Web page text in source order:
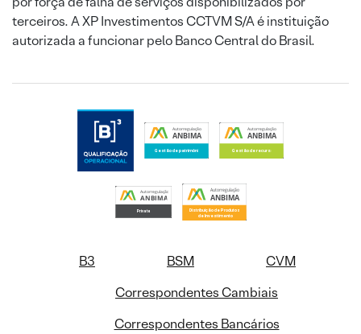
terceiros. A XP Investimentos CCTVM S/A é instituição
autorizada a funcionar pelo Banco Central do Brasil.
B3 BSM
CVM
Correspondentes Cambiais
Correspondentes Bancários